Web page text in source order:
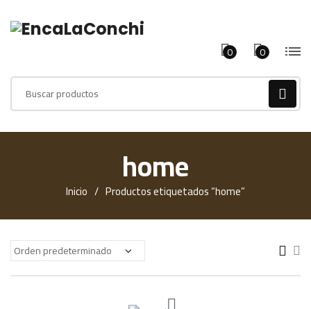
search
0 0
home
Inicio Productos etiquetados “home”